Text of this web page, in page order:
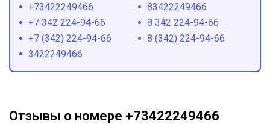
+73422249466
83422249466
+7 342 224-94-66
8 342 224-94-66
+7 (342) 224-94-66
8 (342) 224-94-66
3422249466
Отзывы о номере +73422249466